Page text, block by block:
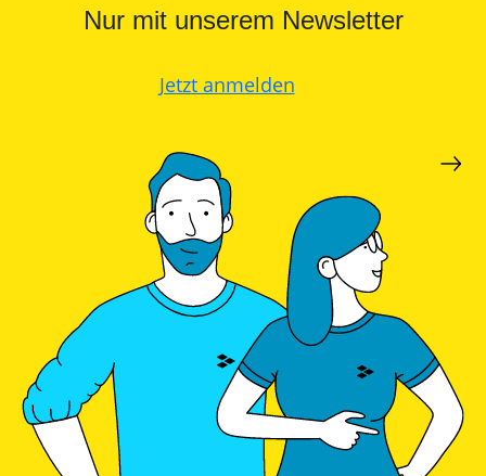
Nur mit unserem Newsletter
Jetzt anmelden